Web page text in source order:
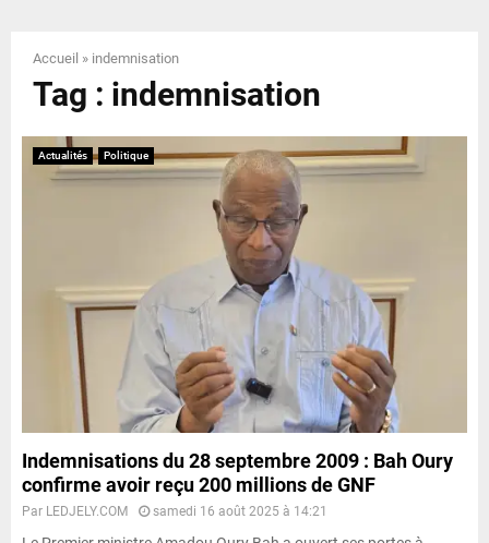
N
U
Accueil » indemnisation
Tag : indemnisation
Actualités Politique
Indemnisations du 28 septembre 2009 : Bah Oury
confirme avoir reçu 200 millions de GNF
Par LEDJELY.COM samedi 16 août 2025 à 14:21